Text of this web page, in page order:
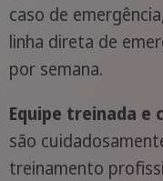
caso de
linha direta de
por semana.
Equipe treinada e
são
treinamento